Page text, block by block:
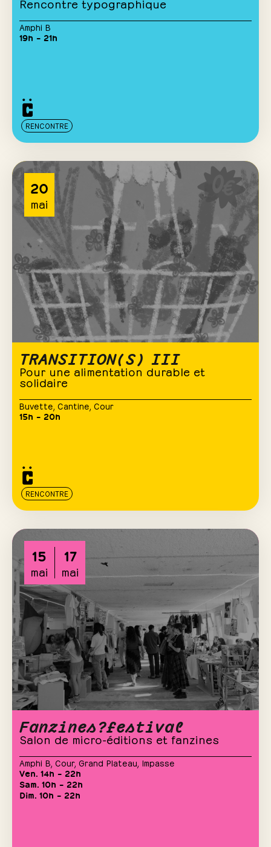
Rencontre typographique
Amphi B
19h – 21h
RENCONTRE
20
mai
TRANSITION(S) III
Pour une alimentation durable et
solidaire
Buvette Cantine Cour
15h – 20h
RENCONTRE
15
mai
17
mai
Fanzines?festival
Salon de micro-éditions et fanzines
Amphi B Cour, Grand Plateau Impasse
Ven. 14h – 22h
Sam. 10h – 22h
Dim. 10h – 22h